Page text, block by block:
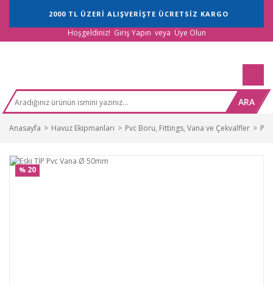
2000 TL ÜZERİ ALIŞVERİŞTE ÜCRETSİZ KARGO
Hoşgeldiniz! Giriş Yapın veya Üye Olun
ARA
Anasayfa Havuz Ekipmanları Pvc Boru, Fittings, Vana ve Çekvalfler
% 20